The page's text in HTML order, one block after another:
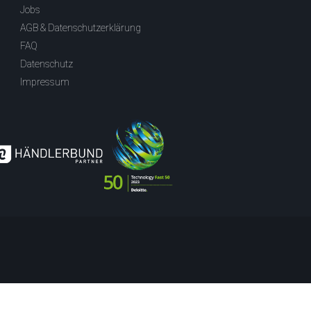
Jobs
AGB & Datenschutzerklärung
FAQ
Datenschutz
Impressum